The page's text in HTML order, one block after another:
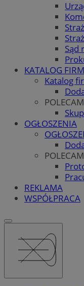
Sąd
KATALOG FIRM
Katalog
OGŁOSZENIA
REKLAMA
WSPÓŁPRACA